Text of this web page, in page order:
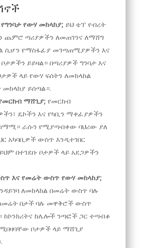
የውሃ መከላከያ; ይህ ቴፕ የብረት
ጨምሮ ጣሪያዎችን ለመጠገንና ለማሸግ
ሲሆን የማስፋፊያ መገጣጠሚያዎችን እና
ይይዛል። በጣሪያዎች ግንባታ እና
ላይ የውሃ ፍሰትን ለመከላከል
ይሰጣል።.
የመርከብ ማሸጊያ; የመርከብ
ዴኮችን እና የካቢን ማቀፊያዎችን
ራሱን የሚያጣብቀው ባህሪው ያለ
አካባቢዎች ውስጥ እንዲተገበር
በተገደቡ ቦታዎች ላይ አደጋዎችን
እና የመሬት ውስጥ የውሃ መከላከያ;
ለመከላከል በመሬት ውስጥ ባሉ
በታች ባሉ መዋቅሮች ውስጥ
ከኮንክሪትና ከሌሎች ንጣፎች ጋር ተጣብቆ
ቦታዎች ላይ ማሸጊያ